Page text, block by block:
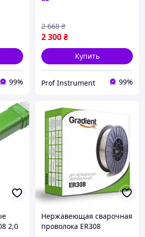
99%
2 300₴
2 668 ₴
Купить
Prof Instrument 99%
2,0
Нержавеющая сварочная
проволока ER308